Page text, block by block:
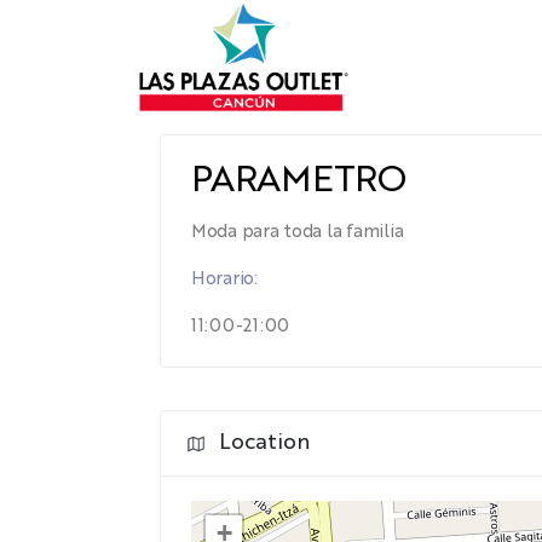
PARAMETRO
Moda para toda la familia
Horario:
11:00-21:00
Location
+